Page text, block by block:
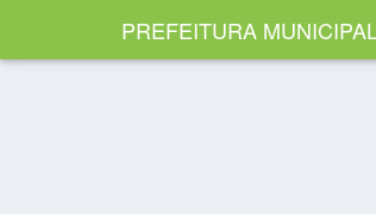
PREFEITURA